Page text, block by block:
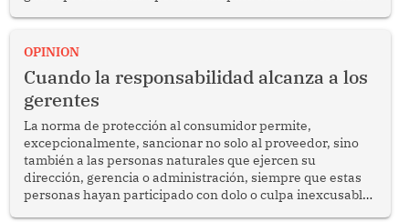
enfrenta desafíos en materia de desarrollo, cohesión
OPINION
Cuando la responsabilidad alcanza a los
gerentes
La norma de protección al consumidor permite,
excepcionalmente, sancionar no solo al proveedor, sino
también a las personas naturales que ejercen su
dirección, gerencia o administración, siempre que estas
personas hayan participado con dolo o culpa inexcusable